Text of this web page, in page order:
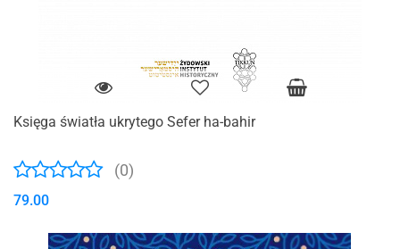
Księga światła ukrytego Sefer ha-bahir
(0)
79.00